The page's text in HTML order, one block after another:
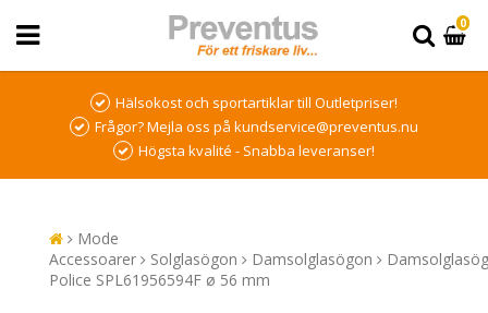
0
Hälsokost och sportartiklar till Outletpriser!
Frågor? Mejla oss på kundservice@preventus.nu
Högsta kvalité - Snabba leveranser!
Mode
Accessoarer
Solglasögon Damsolglasögon
Police SPL61956594F ø 56 mm